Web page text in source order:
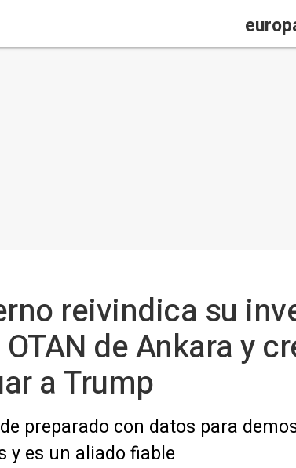
reivindica su
de Ankara y
a Trump
preparado con datos para
y es un aliado fiable